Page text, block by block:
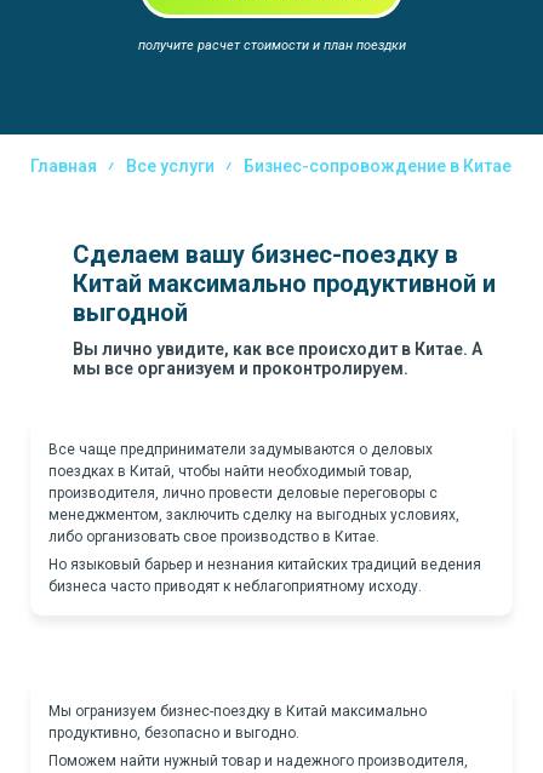
получите расчет стоимости и план поездки
Главная Все услуги Бизнес-сопровождение в Китае
Сделаем вашу бизнес-поездку в
Китай максимально продуктивной и
выгодной
Вы лично увидите, как все происходит в Китае. А
мы все организуем и проконтролируем.
Все чаще предприниматели задумываются о деловых
поездках в Китай, чтобы найти необходимый товар,
производителя, лично провести деловые переговоры с
менеджментом, заключить сделку на выгодных условиях,
либо организовать свое производство в Китае.
Но языковый барьер и незнания китайских традиций ведения
бизнеса часто приводят к неблагоприятному исходу.
Мы огранизуем бизнес-поездку в Китай максимально
продуктивно, безопасно и выгодно.
Поможем найти нужный товар и надежного производителя,